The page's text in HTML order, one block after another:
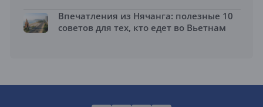
Впечатления из Нячанга: полезные 10
советов для тех, кто едет во Вьетнам